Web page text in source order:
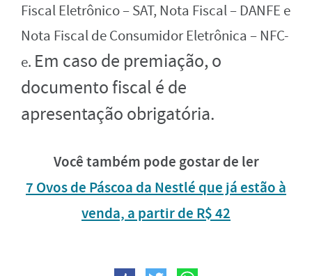
Fiscal Eletrônico – SAT, Nota Fiscal – DANFE e
Nota Fiscal de Consumidor Eletrônica – NFC-
e. Em caso de premiação, o
documento fiscal é de
apresentação obrigatória.
Você também pode gostar de ler
7 Ovos de Páscoa da Nestlé que já estão à
venda, a partir de R$ 42